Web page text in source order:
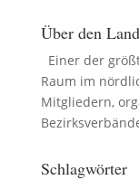
Über den
Einer der
Raum im
Mitgliedern,
Schlagwörter